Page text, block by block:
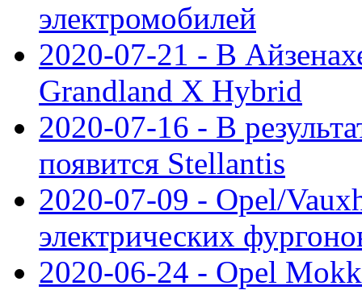
электромобилей
2020-07-21 - В
Grandland X Hybrid
2020-07-16 - В
появится Stellantis
2020-07-09 - Opel/
электрических
2020-06-24 - Opel